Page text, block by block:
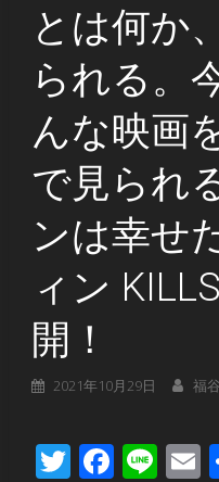
とは何か
られる。
んな映画
で見られ
ンは幸せ
ィン
開！
2021年10月29日 福
Twitter